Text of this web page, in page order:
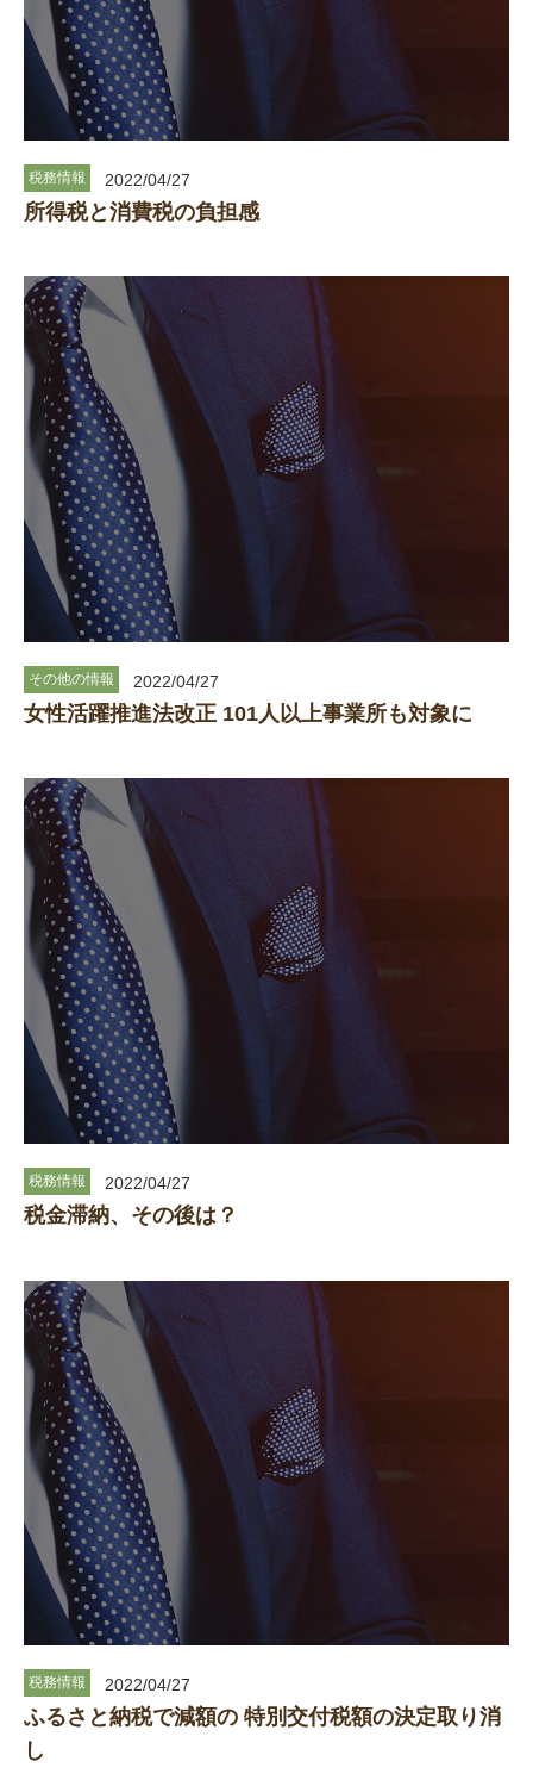
税務情報 2022/04/27
所得税と消費税の負担感
その他の情報 2022/04/27
女性活躍推進法改正 101人以上事業所も対象に
税務情報 2022/04/27
税金滞納、その後は？
税務情報 2022/04/27
ふるさと納税で減額の 特別交付税額の決定取り消
し